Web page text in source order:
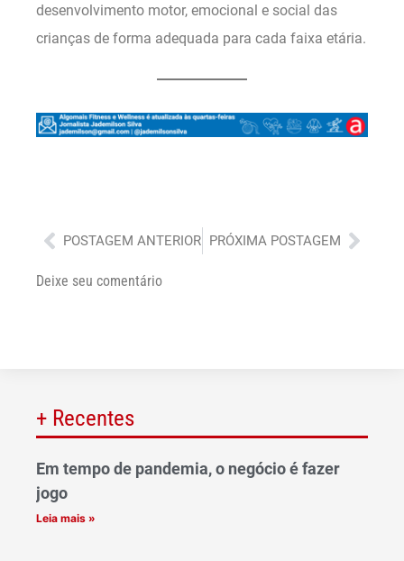
desenvolvimento motor, emocional e social das
crianças de forma adequada para cada faixa etária.
Anterior
POSTAGEM ANTERIOR PRÓXIMA POSTAGEM
Deixe seu comentário
+ Recentes
Em tempo de pandemia, o negócio é fazer
jogo
Leia mais »